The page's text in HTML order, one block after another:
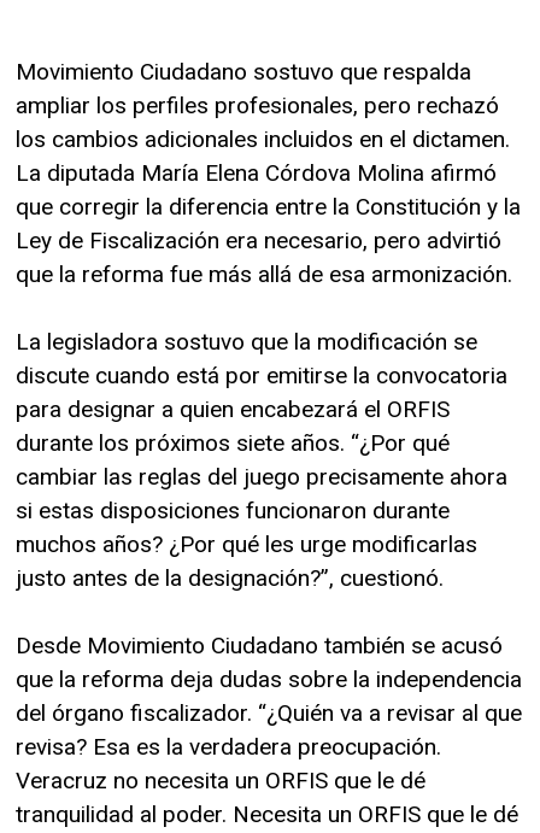
Movimiento Ciudadano sostuvo que respalda
ampliar los perfiles profesionales, pero rechazó
los cambios adicionales incluidos en el dictamen.
La diputada María Elena Córdova Molina afirmó
que corregir la diferencia entre la Constitución y la
Ley de Fiscalización era necesario, pero advirtió
que la reforma fue más allá de esa armonización.
La legisladora sostuvo que la modificación se
discute cuando está por emitirse la convocatoria
para designar a quien encabezará el ORFIS
durante los próximos siete años. “¿Por qué
cambiar las reglas del juego precisamente ahora
si estas disposiciones funcionaron durante
muchos años? ¿Por qué les urge modificarlas
justo antes de la designación?”, cuestionó.
Desde Movimiento Ciudadano también se acusó
que la reforma deja dudas sobre la independencia
del órgano fiscalizador. “¿Quién va a revisar al que
revisa? Esa es la verdadera preocupación.
Veracruz no necesita un ORFIS que le dé
tranquilidad al poder. Necesita un ORFIS que le dé